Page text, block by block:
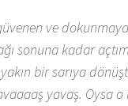
ve
sonuna kadar
bir sarıya
yavaş. Oysa